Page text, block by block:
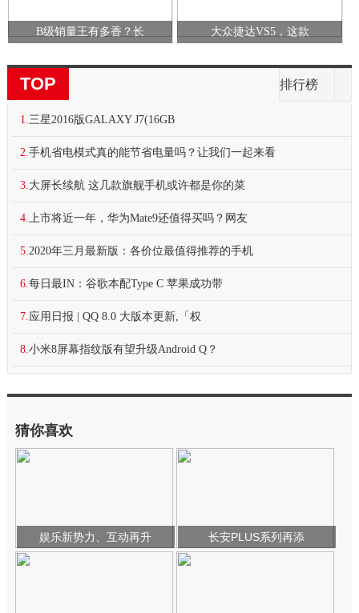
B级销量王有多香？长 大众捷达VS5，这款
TOP 排行榜
1. 三星2016版GALAXY J7(16GB
2. 手机省电模式真的能节省电量吗？让我们一起来看
3. 大屏长续航 这几款旗舰手机或许都是你的菜
4. 上市将近一年，华为Mate9还值得买吗？网友
5. 2020年三月最新版：各价位最值得推荐的手机
6. 每日最IN：谷歌本配Type C 苹果成功带
7. 应用日报 | QQ 8.0 大版本更新,「权
8. 小米8屏幕指纹版有望升级Android Q？
猜你喜欢
娱乐新势力、互动再升 长安PLUS系列再添